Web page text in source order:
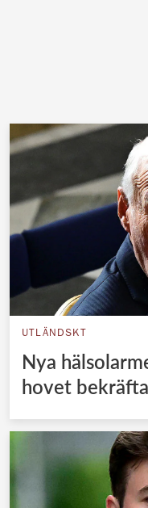
UTLÄNDSKT
Nya
hovet